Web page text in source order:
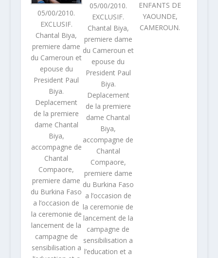
05/00/2010.
EXCLUSIF.
Chantal Biya,
premiere dame
du Cameroun et
epouse du
President Paul
Biya.
Deplacement
de la premiere
dame Chantal
Biya,
accompagne de
Chantal
Compaore,
premiere dame
du Burkina Faso
a l’occasion de
la ceremonie de
lancement de la
campagne de
sensibilisation a
05/00/2010.
EXCLUSIF.
Chantal Biya,
premiere dame
du Cameroun et
epouse du
President Paul
Biya.
Deplacement
de la premiere
dame Chantal
Biya,
accompagne de
Chantal
Compaore,
premiere dame
du Burkina Faso
a l’occasion de
la ceremonie de
lancement de la
campagne de
sensibilisation a
l’education et a
ENFANTS DE
YAOUNDE,
CAMEROUN.